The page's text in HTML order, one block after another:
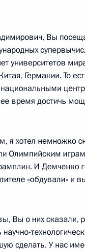
по
в Санкт-
Вы
университетов
Германии. То
время достичь
я хотел немножко
Олимпийским
И Демченко
«обдували» и
Вы о них сказали,
научно-
сделать. У нас